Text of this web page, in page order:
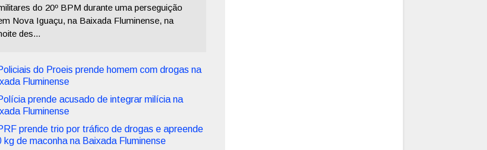
do 20º BPM durante uma perseguição
Nova Iguaçu, na Baixada Fluminense, na
des...
do Proeis prende homem com drogas na
Fluminense
prende acusado de integrar milícia na
Fluminense
prende trio por tráfico de drogas e apreende
kg de maconha na Baixada Fluminense